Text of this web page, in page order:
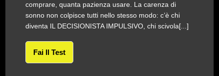
comprare, quanta pazienza usare. La carenza di
sonno non colpisce tutti nello stesso modo: c’è chi
diventa IL DECISIONISTA IMPULSIVO, chi scivola[...]
Fai Il Test